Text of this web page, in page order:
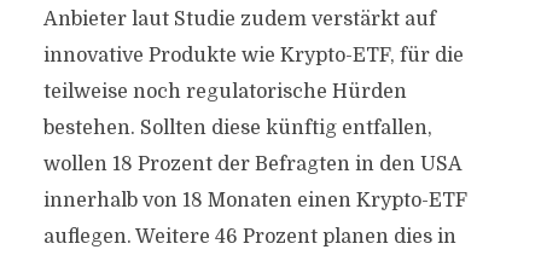
Anbieter laut Studie zudem verstärkt auf
innovative Produkte wie Krypto-ETF, für die
teilweise noch regulatorische Hürden
bestehen. Sollten diese künftig entfallen,
wollen 18 Prozent der Befragten in den USA
innerhalb von 18 Monaten einen Krypto-ETF
auflegen. Weitere 46 Prozent planen dies in